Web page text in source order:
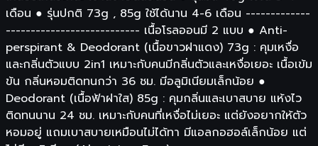
เดือน ● รุ่นปกติ 73g , 85g ใช้ได้นาน 4-6 เดือน -------------
--------------------------- เนื้อโรลออนมี 2 แบบ ● Anti-
perspirant & Deodorant (เนื้อขาวฝาแดง) 73g : คุมเหงื่อ
และกลิ่นตัวแบบ 2in1 เหมาะกับคนมีกลิ่นตัวและเหงื่อเยอะ เนื้อเข้ม
ข้น กลิ่นหอมติดทนกว่า 36 ชม. มีอลูมิเนียมเล็กน้อย ●
Deodorant (เนื้อฟ้าฝาใส) 85g : คุมกลิ่นและเบาสบาย แห้งไว
ติดทนนาน 24 ชม. เหมาะกับคนที่เหงื่อไม่เยอะ แต่ยังอยากให้ตัว
หอมอยู่ แถมเบาสบายเหมือนไม่ได้ทา มีแอลกอฮอล์เล็กน้อย แต่